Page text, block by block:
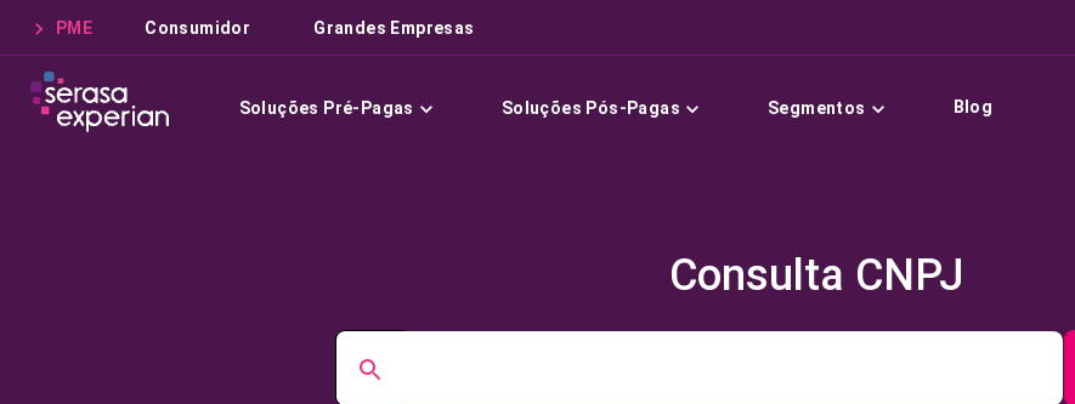
PME Consumidor Grandes Empresas
Soluções Pré-Pagas Soluções Pós-Pagas Segmentos Blog
Consulta CNPJ